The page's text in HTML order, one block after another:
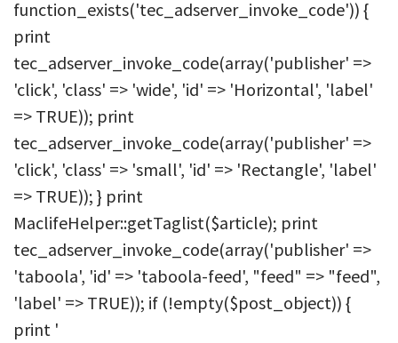
function_exists('tec_adserver_invoke_code')) {
print
tec_adserver_invoke_code(array('publisher' =>
'click', 'class' => 'wide', 'id' => 'Horizontal', 'label'
=> TRUE)); print
tec_adserver_invoke_code(array('publisher' =>
'click', 'class' => 'small', 'id' => 'Rectangle', 'label'
=> TRUE)); } print
MaclifeHelper::getTaglist($article); print
tec_adserver_invoke_code(array('publisher' =>
'taboola', 'id' => 'taboola-feed', "feed" => "feed",
'label' => TRUE)); if (!empty($post_object)) {
print '